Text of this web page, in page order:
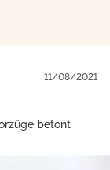
11/08/2021
betont